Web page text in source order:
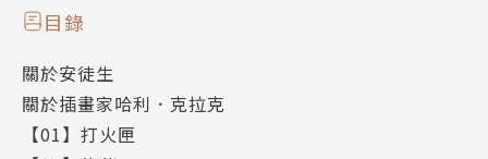
☆ 超過16張插圖，重現插畫黃金年代巨擘哈利．克拉
☆ 本書故事翻譯自安徒生瘋狂粉絲──丹麥籍尚．荷
斯霍特（Jean Hersholt）1949年出版的《安徒生完
整童話集》（The Complete Andersen），此書被譽
目錄
關於安徒生
關於插畫家哈利．克拉克
【01】打火匣